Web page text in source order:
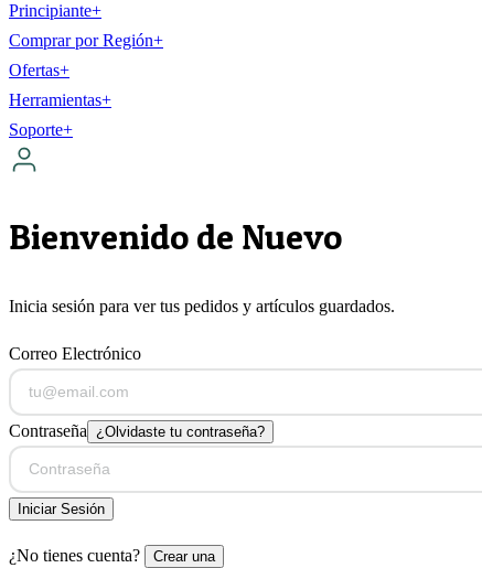
Principiante+
Comprar por Región+
Ofertas+
Herramientas+
Soporte+
Bienvenido de Nuevo
Inicia sesión para ver tus pedidos y artículos guardados.
Correo Electrónico
Contraseña ¿Olvidaste tu contraseña?
Iniciar Sesión
¿No tienes cuenta? Crear una